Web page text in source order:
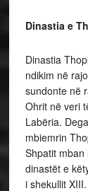
Dinastia e
Dinastia
ndikim në
sundonte në
Ohrit në veri
Labëria.
mbiemrin
Shpatit mban
dinastët e
i shekullit